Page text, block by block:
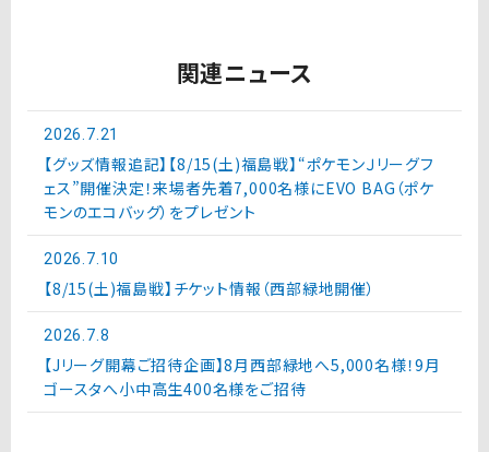
関連ニュース
2026.7.21
【グッズ情報追記】【8/15(土)福島戦】“ポケモンＪリーグフ
ェス”開催決定！来場者先着7,000名様にEVO BAG（ポケ
モンのエコバッグ）をプレゼント
2026.7.10
【8/15(土)福島戦】チケット情報（西部緑地開催）
2026.7.8
【Jリーグ開幕ご招待企画】8月西部緑地へ5,000名様！9月
ゴースタへ小中高生400名様をご招待